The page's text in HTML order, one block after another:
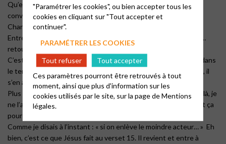
Qu’en est-il de la troupe s’il n’y a plus personne, il n’y a plus de
convivialité, de partage, de bonheur partagé.
Changement de décor…
Entrée de Jésus dans le temple et tout compte fait, il est tard…
retour à la maison.
C’est ce que nous dit le verset 11 : « Jésus entra à Jérusalem, dans
le temple. Quand il eut tout considéré, comme il était déjà tard, il
s’en alla à Béthanie avec les douze ».
Plus rien, on baisse le rideau, la représentation est finie. Alors là, je
ne l’ai pas vu venir celle-là. Tout considéré, jésus s’en alla… tout ça
pour ça ?
Comme je disais à l’instant : « si on enlève le moindre acteur… » Eh
bien, c’est ce que Jésus fait au verset 15. Il revient et entre à
"Paramétrer les cookies", ou bien accepter tous les
cookies en cliquant sur "Tout accepter et
continuer".
PARAMÉTRER LES COOKIES
Tout refuser
Tout accepter
Ces paramètres pourront être retrouvés à tout
moment, ainsi que plus d'information sur les
cookies utilisés par le site, sur la page deMentions
légales.